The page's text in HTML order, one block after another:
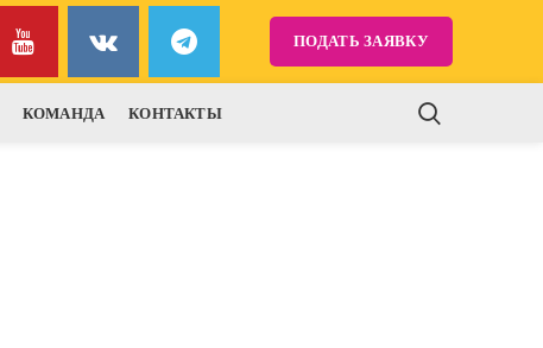
ПОДАТЬ ЗАЯВКУ
КОМАНДА КОНТАКТЫ